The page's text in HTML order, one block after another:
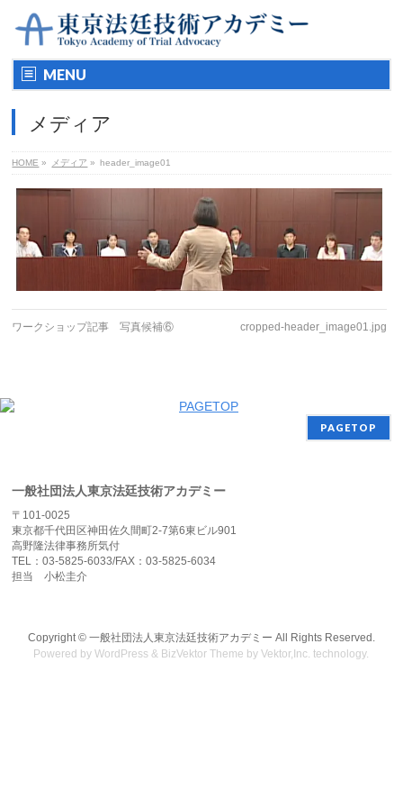
MENU
メディア
HOME » メディア » header_image01
ワークショップ記事 写真候補⑥ cropped-header_image01.jpg
PAGETOP
一般社団法人東京法廷技術アカデミー
〒101-0025
東京都千代田区神田佐久間町2-7第6東ビル901
高野隆法律事務所気付
TEL：03-5825-6033/FAX：03-5825-6034
担当 小松圭介
Copyright © 一般社団法人東京法廷技術アカデミー All Rights Reserved.
Powered byWordPress & BizVektor Theme byVektor,Inc. technology.